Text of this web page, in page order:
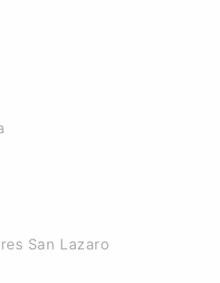
San Lazaro